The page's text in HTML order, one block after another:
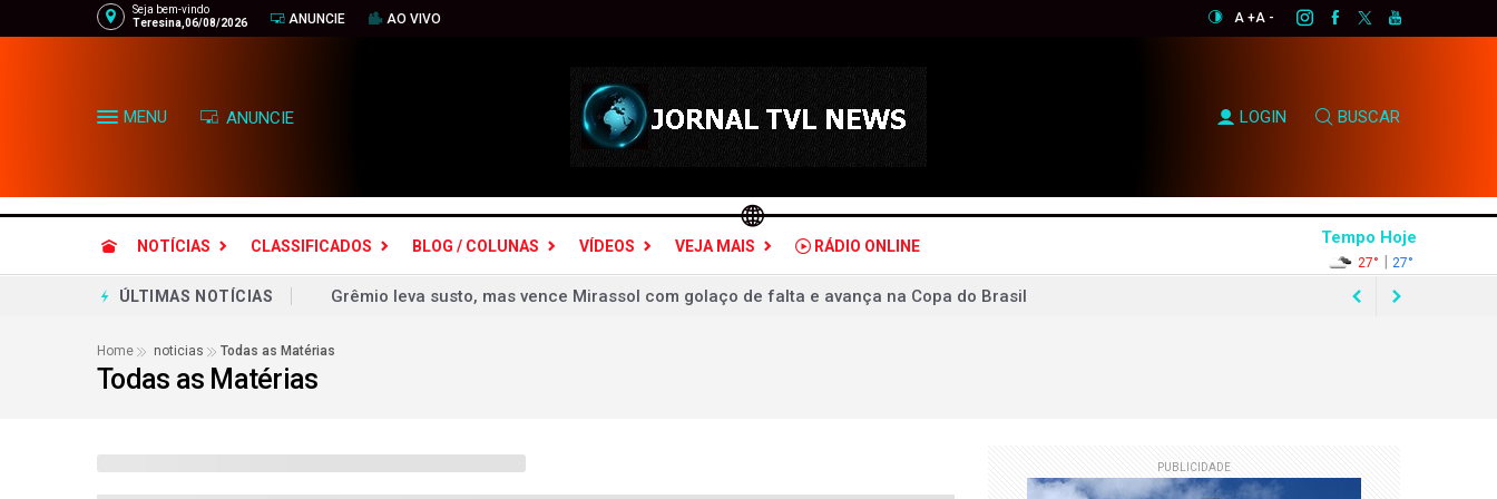
Seja bem-vindo
Teresina,06/08/2026
ANUNCIE AO VIVO A +A -
MENU ANUNCIE LOGIN BUSCAR
NOTÍCIAS CLASSIFICADOS BLOG / COLUNAS VÍDEOS VEJA MAIS RÁDIO ONLINE Tempo Hoje
27° | 27°
ÚLTIMAS NOTÍCIAS
Cruzeiro faz 2 a 0 na Chapecoense e se garante nas quartas de final da Copa do Brasil
Escolha de Gaspar para vice de Flávio Bolsonaro frustra ala feminina do PL
Home noticias Todas as Matérias
Todas as Matérias
PUBLICIDADE